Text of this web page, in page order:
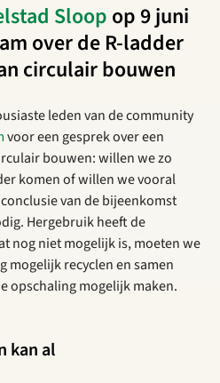
Sloopop 9 juni
over de R-ladder
circulair bouwen
leden van de community
voor een gesprek over een
bouwen: willen we zo
komen of willen we vooral
van de bijeenkomst
Hergebruik heeft de
nog niet mogelijk is, moeten we
mogelijk recyclen en samen
opschaling mogelijk maken.
kan al